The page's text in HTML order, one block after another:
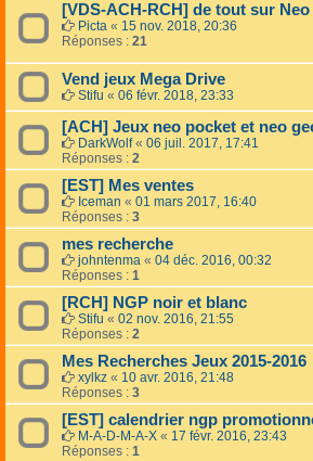
[VDS-ACH-RCH] de tout sur
Picta « 15 nov. 2018, 20:36
Réponses : 21
Vend jeux Mega Drive
Stifu « 06 févr. 2018, 23:33
[ACH] Jeux neo pocket et neo
DarkWolf« 06 juil. 2017, 17:41
Réponses : 2
[EST] Mes ventes
Iceman « 01 mars 2017, 16:40
Réponses : 3
mes recherche
johntenma « 04 déc. 2016, 00:32
Réponses : 1
[RCH] NGP noir et blanc
Stifu « 02 nov. 2016, 21:55
Réponses : 2
Mes Recherches Jeux 2015-2016
xylkz « 10 avr. 2016, 21:48
Réponses : 3
[EST] calendrier ngp
M-A-D-M-A-X « 17 févr. 2016, 23:43
Réponses : 1